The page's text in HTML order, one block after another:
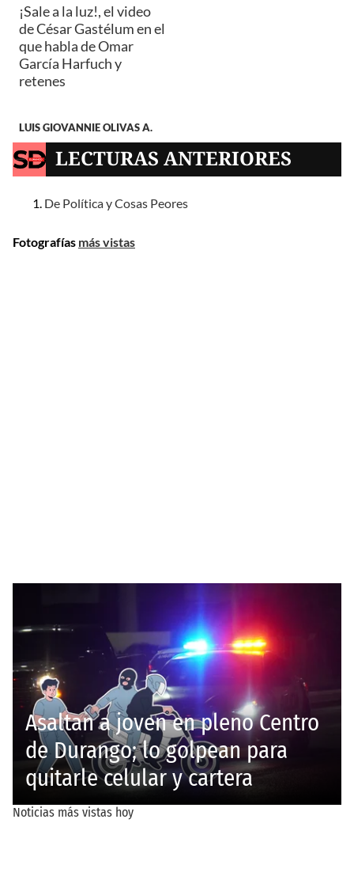
¡Sale a la luz!, el video
de César Gastélum en el
que habla de Omar
García Harfuch y
retenes
LUIS GIOVANNIE OLIVAS A.
LECTURAS ANTERIORES
De Política y Cosas Peores
Fotografías más vistas